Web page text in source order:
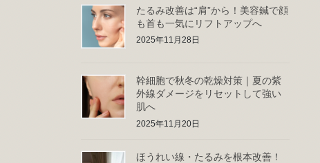
たるみ改善は“肩”から！美容鍼で顔
も首も一気にリフトアップへ
2025年11月28日
幹細胞で秋冬の乾燥対策｜夏の紫
外線ダメージをリセットして強い
肌へ
2025年11月20日
ほうれい線・たるみを根本改善！